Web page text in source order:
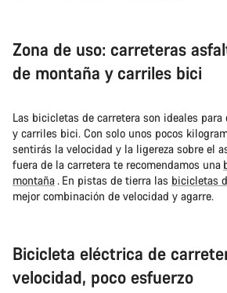
Zona de uso: carreteras
de montaña y carriles bici
Las bicicletas de carretera son ideales
y carriles bici. Con solo unos pocos
sentirás la velocidad y la ligereza sobre el
fuera de la carretera te recomendamos una
montaña . En pistas de tierra las bicicletas
mejor combinación de velocidad y agarre.
Bicicleta eléctrica de
velocidad, poco esfuerzo